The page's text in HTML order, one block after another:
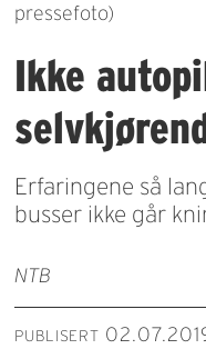
pressefoto)
Ikke
Erfaringene så
busser ikke går
NTB
PUBLISERT